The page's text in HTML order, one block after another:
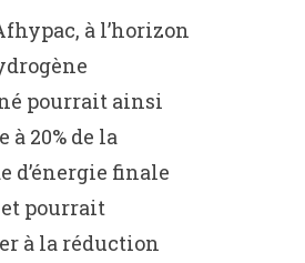
à l’horizon
pourrait ainsi
à 20% de la
d’énergie finale
pourrait
à la réduction